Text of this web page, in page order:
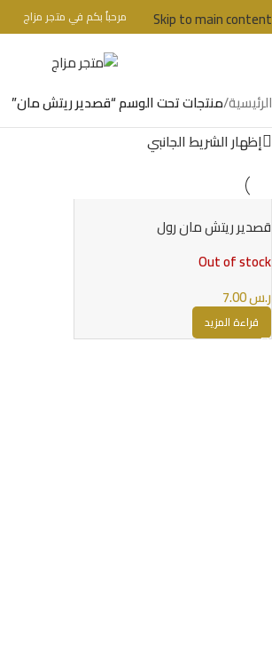
Skip to main content
تحذير : للبالغين فقط + 18 عام - WARINIG : Not For Sale For Minors
مرحباُ بكم في متجر مزاج
الرئيسية/منتجات تحت الوسم “قصدير ريتش مان”
إظهار الشريط الجانبي
قصدير ريتش مان رول
Out of stock
ر.س
قراءة المزيد